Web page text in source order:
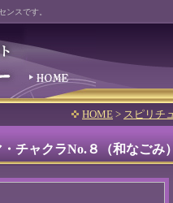
ンスです。
HOME > スピリチ
チャクラNo.８（和なごみ）